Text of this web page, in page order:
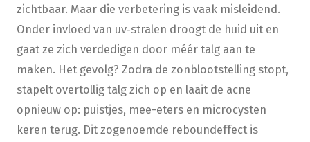
zichtbaar. Maar die verbetering is vaak misleidend.
Onder invloed van uv‑stralen droogt de huid uit en
gaat ze zich verdedigen door méér talg aan te
maken. Het gevolg? Zodra de zonblootstelling stopt,
stapelt overtollig talg zich op en laait de acne
opnieuw op: puistjes, mee-eters en microcysten
keren terug. Dit zogenoemde reboundeffect is